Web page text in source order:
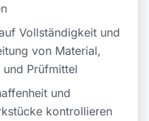
Vollständigkeit und
von Material,
Prüfmittel
und
kontrollieren